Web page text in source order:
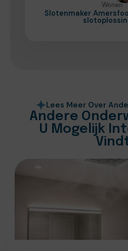
Wonen
Slotenmaker
Lees Meer Over
Andere
U Mogelijk